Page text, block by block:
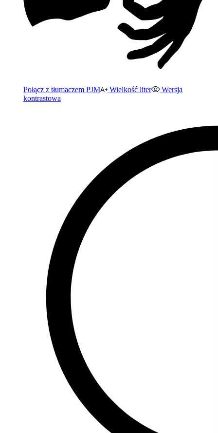
Połącz z tłumaczem PJM Wielkość liter
Wersja
kontrastowa